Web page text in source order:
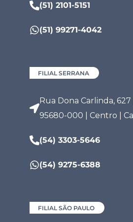
(51) 2101-5151
(51) 99271-4042
FILIAL SERRANA
Rua Dona Carlinda, 627
95680-000 | Centro |
(54) 3303-5646
(54) 9275-6388
FILIAL SÃO PAULO